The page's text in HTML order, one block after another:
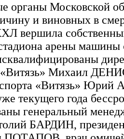
органы Московской
и виновных в
вершила
стадиона арены
«Витязь» Михаил
спорта «Витязь»
текущего года
генеральный
БАРДИН,